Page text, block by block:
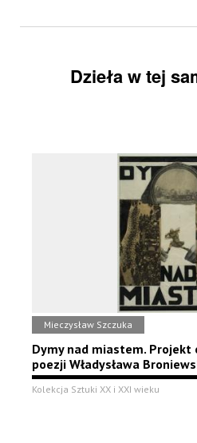
Dzieła w tej
Mieczysław Szczuka
Dymy nad miastem. Projekt
poezji Władysława
Kolekcja Sztuki XX i XXI wieku